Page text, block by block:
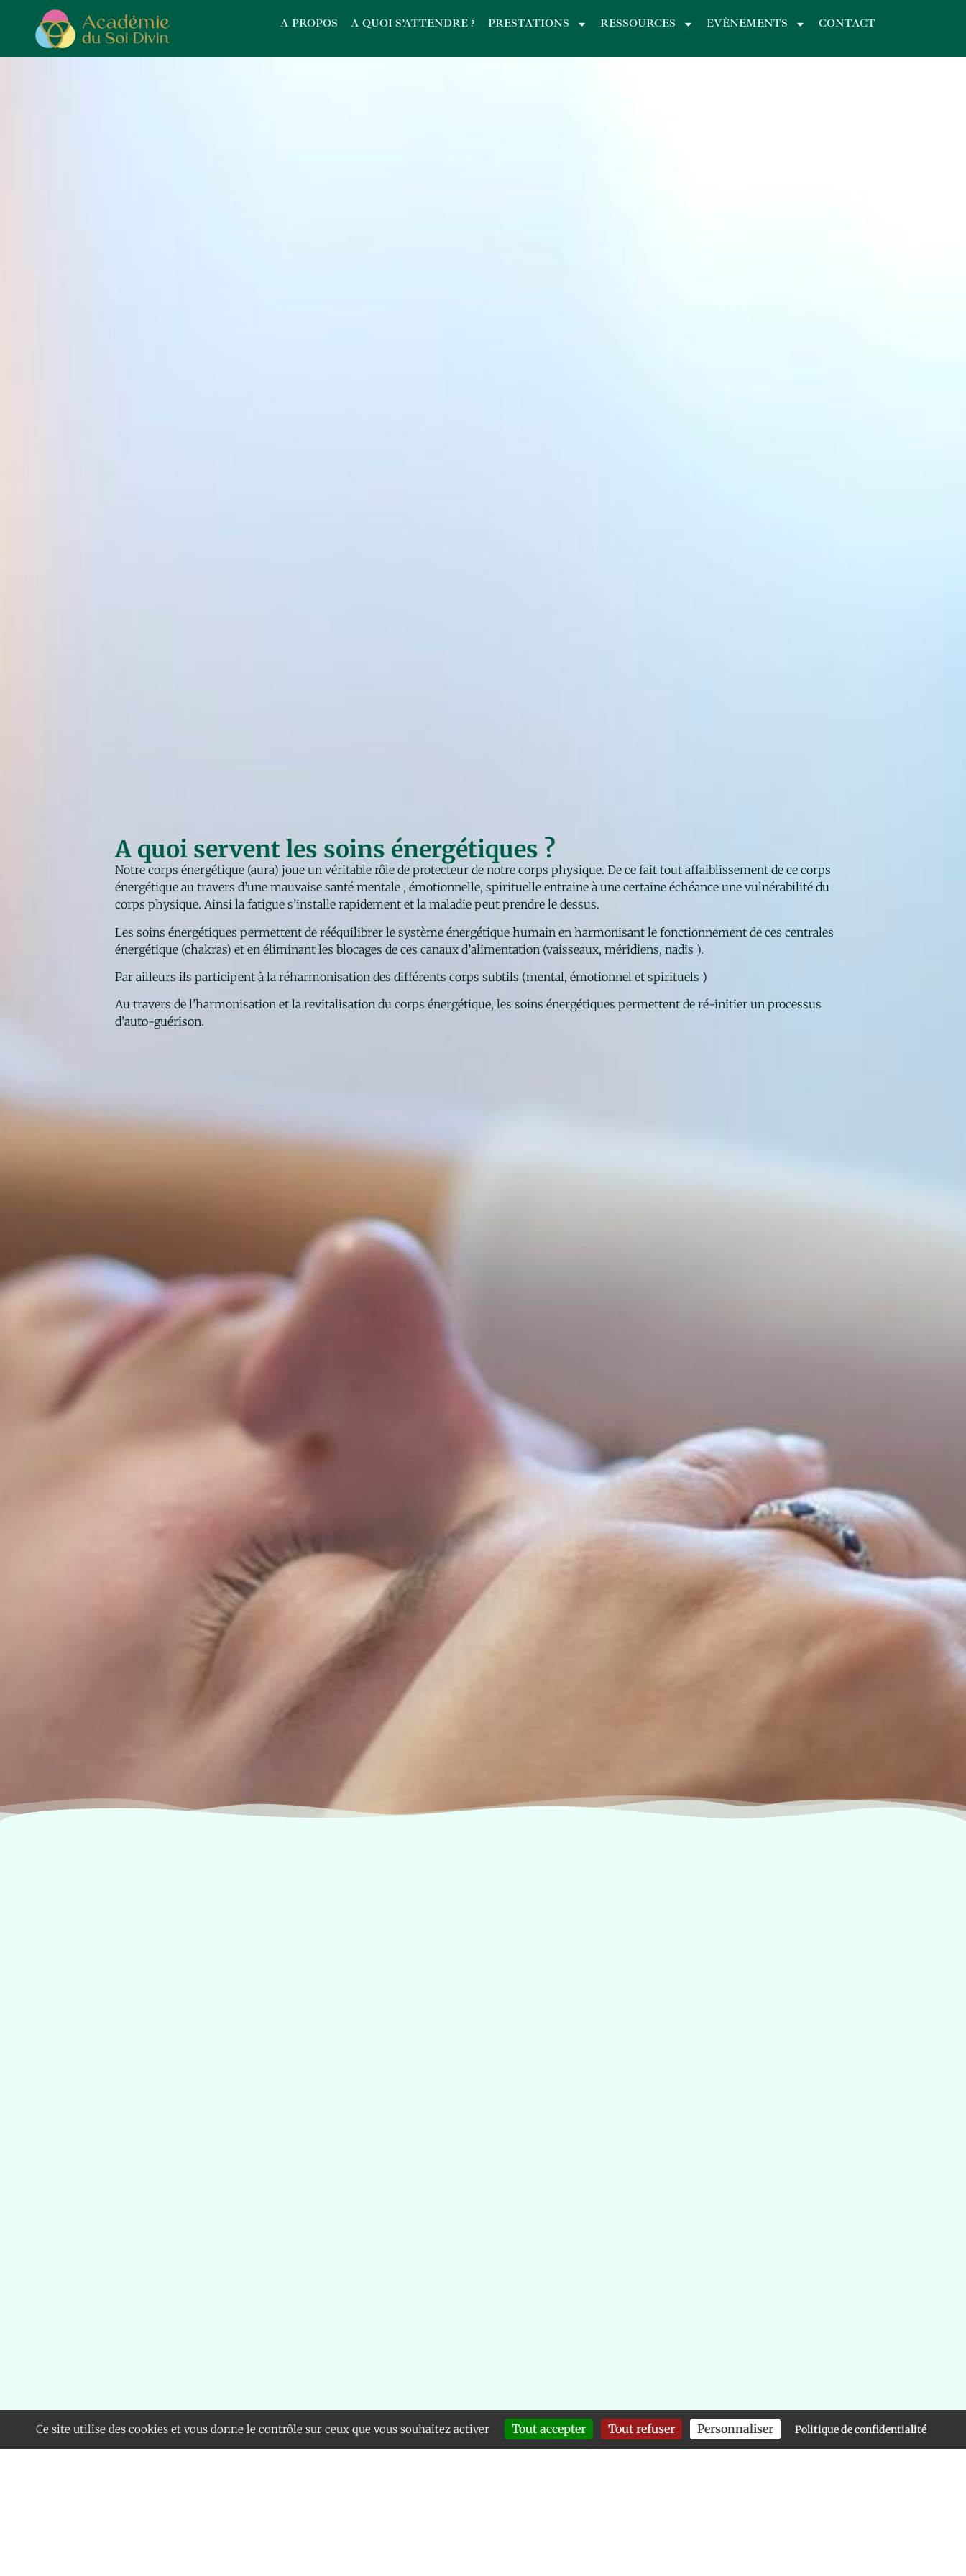
A PROPOS A QUOI S’ATTENDRE ? PRESTATIONS RESSOURCES EVÈNEMENTS CONTACT
A quoi servent les soins énergétiques ?
Notre corps énergétique (aura) joue un véritable rôle de protecteur de notre corps physique. De ce fait tout affaiblissement de ce corps
énergétique au travers d’une mauvaise santé mentale , émotionnelle, spirituelle entraine à une certaine échéance une vulnérabilité du
corps physique. Ainsi la fatigue s’installe rapidement et la maladie peut prendre le dessus.
Les soins énergétiques permettent de rééquilibrer le système énergétique humain en harmonisant le fonctionnement de ces centrales
énergétique (chakras) et en éliminant les blocages de ces canaux d’alimentation (vaisseaux, méridiens, nadis ).
Par ailleurs ils participent à la réharmonisation des différents corps subtils (mental, émotionnel et spirituels )
Au travers de l’harmonisation et la revitalisation du corps énergétique, les soins énergétiques permettent de ré-initier un processus
d’auto-guérison.
Panneau de gestion des cookies
Ce site utilise des cookies et vous donne le contrôle sur ceux que vous souhaitez activer Tout accepter Tout refuser Personnaliser Politique de confidentialité